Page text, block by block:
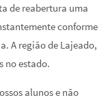
de reabertura uma
conforme
A região de Lajeado,
no estado.
alunos e não